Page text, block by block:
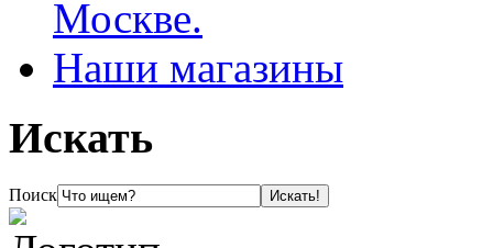
Москве.
Наши магазины
Искать
Поиск